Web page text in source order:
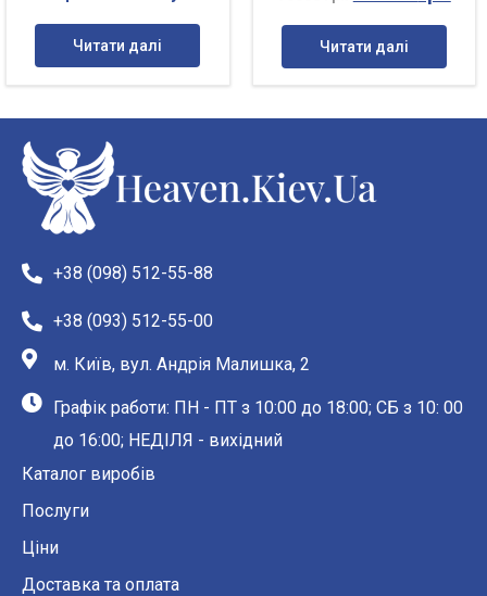
Читати далі Читати далі
+38 (098) 512-55-88
+38 (093) 512-55-00
м. Київ, вул. Андрія Малишка, 2
Графік работи: ПН - ПТ з 10:00 до 18:00; СБ з 10: 00
до 16:00; НЕДІЛЯ - вихідний
Каталог виробів
Послуги
Ціни
Доставка та оплата